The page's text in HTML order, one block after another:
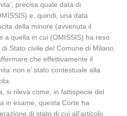
precisa quale data di
e, quindi, una data
della minore (avvenuta il
a quella in cui (OMISSIS) ha reso
Stato civile del Comune di Milano.
che effettivamente il
non e’ stato contestuale alla
si rileva come, in fattispecie del
in esame, questa Corte ha
di stato di cui all’articolo